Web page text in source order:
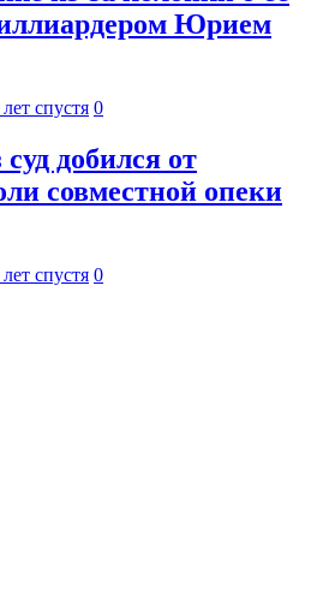
Юрием
лет спустя 0
добился от
совместной опеки
лет спустя 0